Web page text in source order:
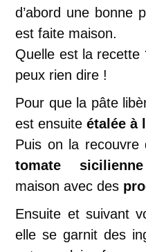
d’abord une bonne
est faite maison.
Quelle est la
peux rien dire !
Pour que la pâte
est ensuiteétalée à
Puis on la recouvre
tomate sicilienne
maison avec des
Ensuite et suivant
elle se garnit des